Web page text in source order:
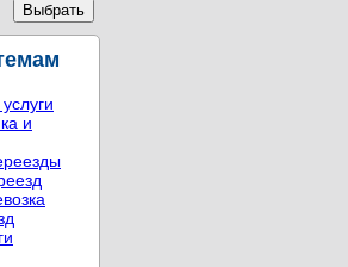
и